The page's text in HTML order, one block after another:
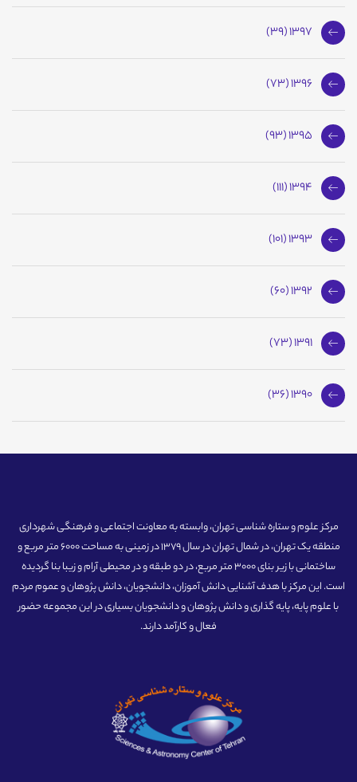
1397 (39)
1396 (73)
1395 (93)
1394 (111)
1393 (101)
1392 (60)
1391 (73)
1390 (36)
مرکز علوم و ستاره شناسی تهران، وابسته به معاونت اجتماعی و فرهنگی شهرداری
منطقه یک تهران، در شمال تهران در سال 1379 در زمینی به مساحت 6000 متر مربع و
ساختمانی با زیر بنای 3000 متر مربع، در دو طبقه و در محیطی آرام و زیبا بنا گردیده
است. این مرکز با هدف آشنایی دانش آموزان، دانشجویان، دانش پژوهان و عموم مردم
با علوم پایه، پایه گذاری و دانش پژوهان و دانشجویان بسیاری در این مجموعه حضور
فعال و کارآمد دارند.